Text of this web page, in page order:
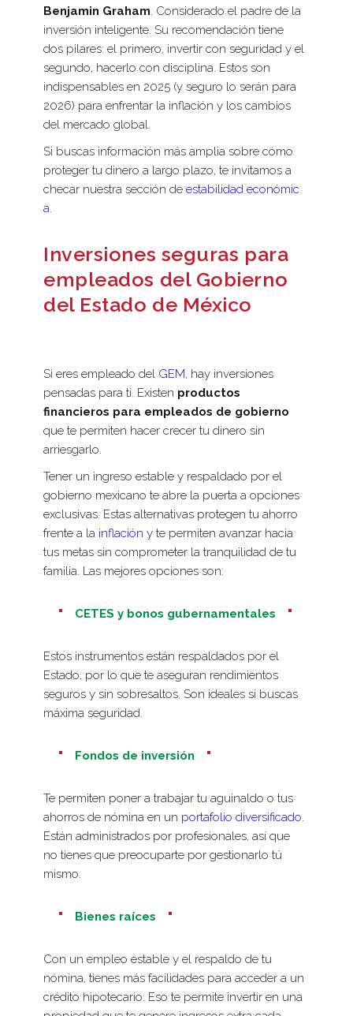
Benjamin Graham . Considerado el padre de la
inversión inteligente. Su recomendación tiene
dos pilares: el primero, invertir con seguridad y el
segundo, hacerlo con disciplina. Estos son
indispensables en 2025 (y seguro lo serán para
2026) para enfrentar la inflación y los cambios
del mercado global.
Si buscas información más amplia sobre cómo
proteger tu dinero a largo plazo, te invitamos a
checar nuestra sección de estabilidad económic
a
Inversiones seguras para
empleados del Gobierno
del Estado de México
Si eres empleado del GEM, hay inversiones
pensadas para ti. Existen productos
financieros para empleados de gobierno
que te permiten hacer crecer tu dinero sin
arriesgarlo.
Tener un ingreso estable y respaldado por el
gobierno mexicano te abre la puerta a opciones
exclusivas. Estas alternativas protegen tu ahorro
frente a la inflación y te permiten avanzar hacia
tus metas sin comprometer la tranquilidad de tu
familia. Las mejores opciones son:
CETES y bonos gubernamentales
Estos instrumentos están respaldados por el
Estado, por lo que te aseguran rendimientos
seguros y sin sobresaltos. Son ideales si buscas
máxima seguridad.
Fondos de inversión
Te permiten poner a trabajar tu aguinaldo o tus
ahorros de nómina en un portafolio diversificado
Están administrados por profesionales, así que
no tienes que preocuparte por gestionarlo tú
mismo.
Bienes raíces
Con un empleo estable y el respaldo de tu
nómina, tienes más facilidades para acceder a un
crédito hipotecario. Eso te permite invertir en una